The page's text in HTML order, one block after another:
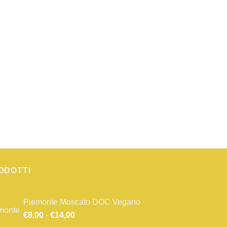
Piemonte Moscato DOC Vegano
€8,00 - €14,00Fascia